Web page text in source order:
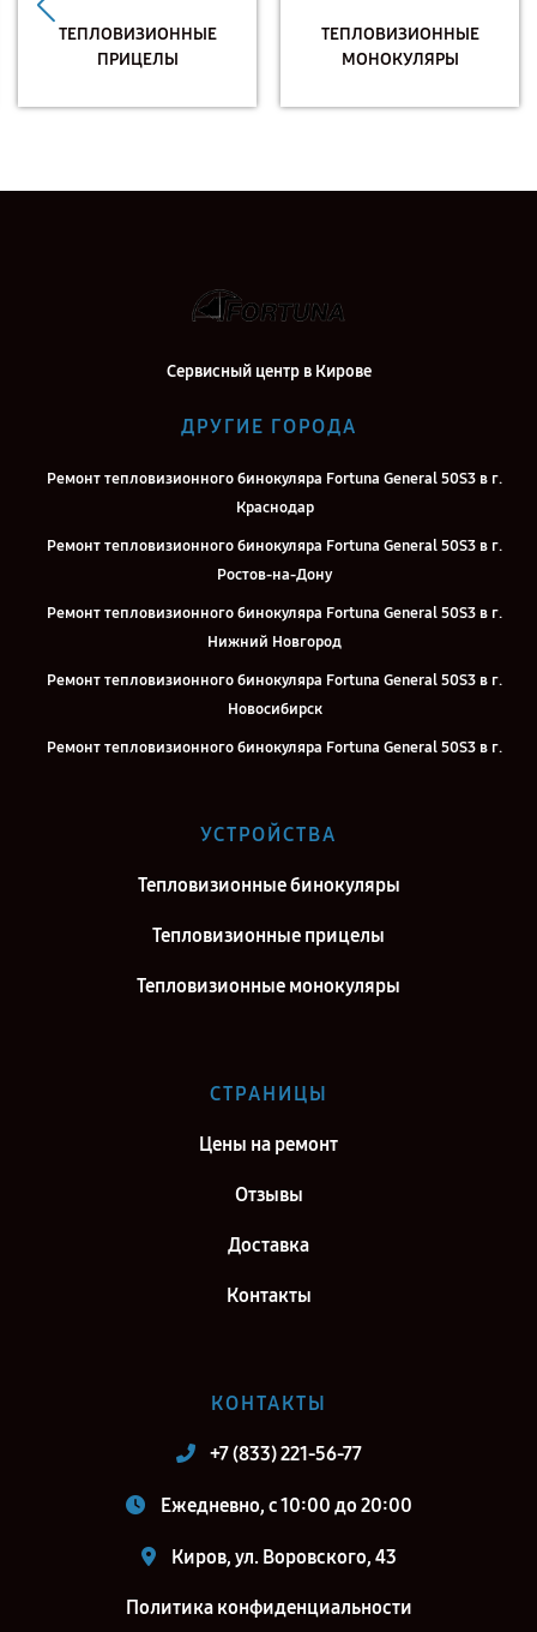
ТЕПЛОВИЗИОННЫЕ
ПРИЦЕЛЫ
ТЕПЛОВИЗИОННЫЕ
МОНОКУЛЯРЫ
Сервисный центр в Кирове
ДРУГИЕ ГОРОДА
Ремонт тепловизионного бинокуляра Fortuna General 50S3 в г.
Краснодар
Ремонт тепловизионного бинокуляра Fortuna General 50S3 в г.
Ростов-на-Дону
Ремонт тепловизионного бинокуляра Fortuna General 50S3 в г.
Нижний Новгород
Ремонт тепловизионного бинокуляра Fortuna General 50S3 в г.
Новосибирск
Ремонт тепловизионного бинокуляра Fortuna General 50S3 в г.
Екатеринбург
Ремонт тепловизионного бинокуляра Fortuna General 50S3 в г.
Ремонт тепловизионного бинокуляра Fortuna General 50S3 в г.
Воронеж
Ремонт тепловизионного бинокуляра Fortuna General 50S3 в г.
Ремонт тепловизионного бинокуляра Fortuna General 50S3 в г.
Санкт-Петербург
УСТРОЙСТВА
Тепловизионные бинокуляры
Тепловизионные прицелы
Тепловизионные монокуляры
СТРАНИЦЫ
Цены на ремонт
Отзывы
Доставка
Контакты
КОНТАКТЫ
+7 (833) 221-56-77
Ежедневно, с 10:00 до 20:00
Киров, ул. Воровского, 43
Политика конфиденциальности